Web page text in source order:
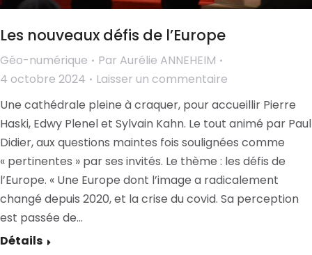
Les nouveaux défis de l’Europe
Géo-numérique Par Aurélie ANNEHEIM
4 octobre 2024
Laisser un commentaire
Une cathédrale pleine à craquer, pour accueillir Pierre
Haski, Edwy Plenel et Sylvain Kahn. Le tout animé par Paul
Didier, aux questions maintes fois soulignées comme
« pertinentes » par ses invités. Le thème : les défis de
l’Europe. « Une Europe dont l’image a radicalement
changé depuis 2020, et la crise du covid. Sa perception
est passée de…
Détails